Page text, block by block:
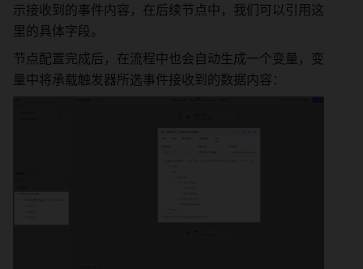
示接收到的事件内容，在后续节点中，我们可以引用这
里的具体字段。
节点配置完成后，在流程中也会自动生成一个变量，变
量中将承载触发器所选事件接收到的数据内容：